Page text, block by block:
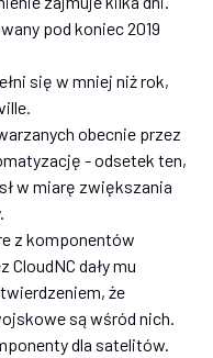
pod koniec 2019
się w mniej niż rok,
obecnie przez
- odsetek ten,
w miarę zwiększania
z komponentów
dały mu
że
są wśród nich.
dla satelitów.